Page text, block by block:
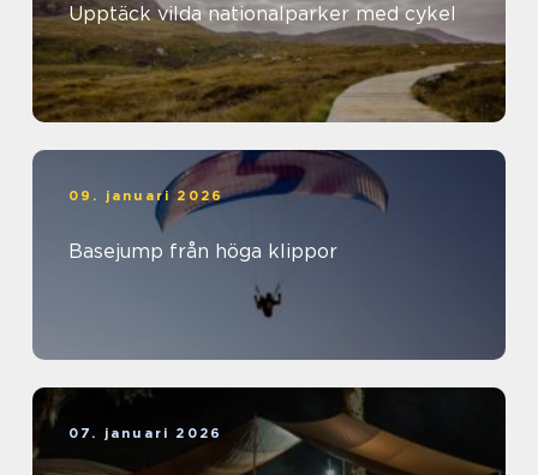
Upptäck vilda nationalparker med cykel
09. januari 2026
Basejump från höga klippor
07. januari 2026